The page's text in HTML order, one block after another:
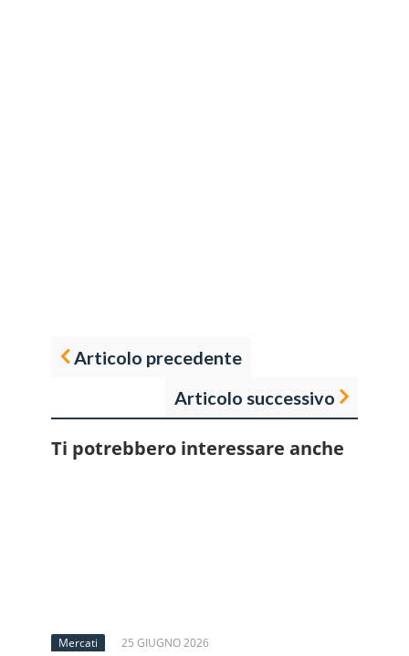
Articolo precedente
Articolo successivo
Ti potrebbero interessare anche
Mercati 25 GIUGNO 2026